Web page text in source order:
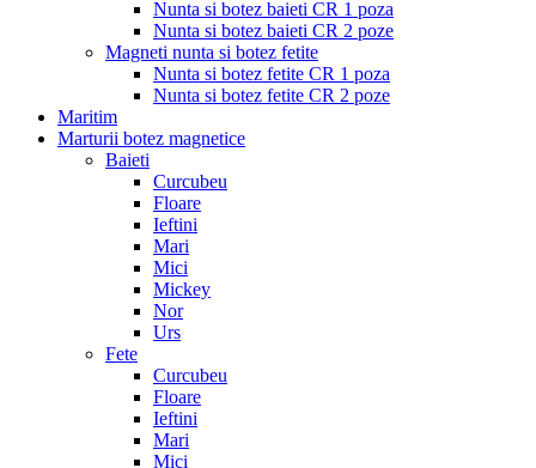
Nunta si botez baieti CR 1 poza
Nunta si botez baieti CR 2 poze
Magneti nunta si botez fetite
Nunta si botez fetite CR 1 poza
Nunta si botez fetite CR 2 poze
Maritim
Marturii botez magnetice
Baieti
Curcubeu
Floare
Ieftini
Mari
Mici
Mickey
Nor
Urs
Fete
Curcubeu
Floare
Ieftini
Mari
Mici